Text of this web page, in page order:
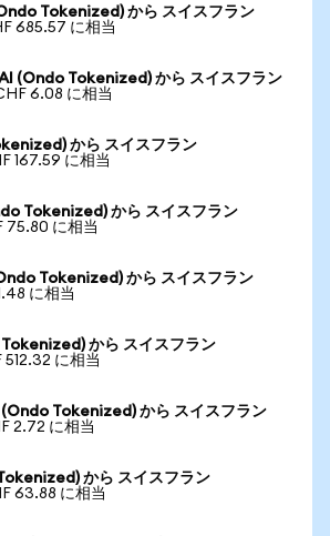
Tokenized) から スイスフラン
685.57 に相当
(Ondo Tokenized) から スイスフラン
6.08 に相当
から スイスフラン
167.59 に相当
Tokenized) から スイスフラン
75.80 に相当
Tokenized) から スイスフラン
に相当
から スイスフラン
512.32 に相当
Tokenized) から スイスフラン
2.72 に相当
から スイスフラン
63.88 に相当